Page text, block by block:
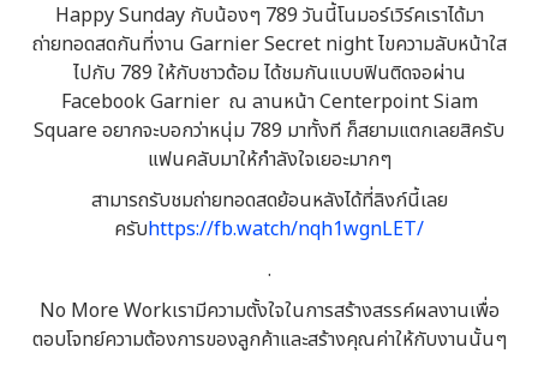
Happy Sunday กับน้องๆ 789 วันนี้โนมอร์เวิร์คเราได้มา
ถ่ายทอดสดกันที่งาน Garnier Secret night ไขความลับหน้าใส
ไปกับ 789 ให้กับชาวด้อม ได้ชมกันแบบฟินติดจอผ่าน
Facebook Garnier ณ ลานหน้า Centerpoint Siam
Square อยากจะบอกว่าหนุ่ม 789 มาทั้งที ก็สยามแตกเลยสิครับ
แฟนคลับมาให้กำลังใจเยอะมากๆ
สามารถรับชมถ่ายทอดสดย้อนหลังได้ที่ลิงก์นี้เลย
ครับhttps://fb.watch/nqh1wgnLET/
.
No More Workเรามีความตั้งใจในการสร้างสรรค์ผลงานเพื่อ
ตอบโจทย์ความต้องการของลูกค้าและสร้างคุณค่าให้กับงานนั้นๆ